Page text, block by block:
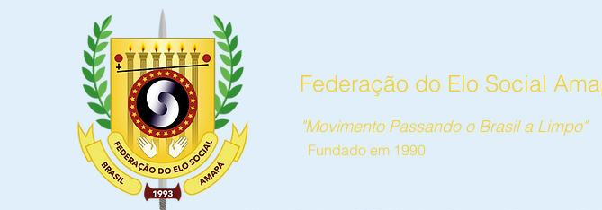
"Movimento Passando o Brasil a Limpo"
Fundado em 1990
Federação do Elo Social